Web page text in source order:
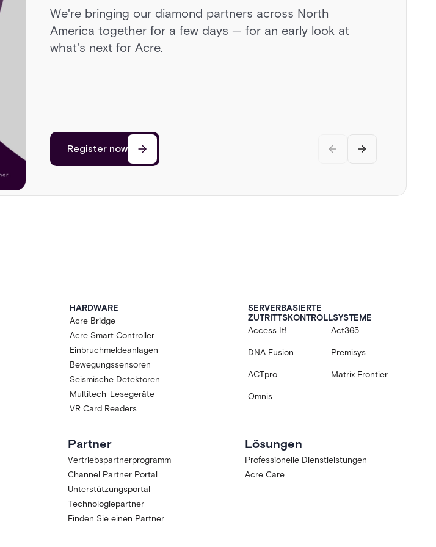
We're bringing our diamond partners across North
America together for a few days — for an early look at
what's next for Acre.
Register now
Head to Sonoma for a day behind the wheel of exotic
cars, a race on a private airstrip, and discussions on the
cutting edge of security.
Register now
Register now
HARDWARE
Acre Bridge
Acre Smart Controller
Einbruchmeldeanlagen
Bewegungssensoren
Seismische Detektoren
Multitech-Lesegeräte
VR Card Readers
SERVERBASIERTE
ZUTRITTSKONTROLLSYSTEME
Access It!
Act365
DNA Fusion Premisys
ACTpro Matrix Frontier
Omnis
Partner
Vertriebspartnerprogramm
Channel Partner Portal
Unterstützungsportal
Technologiepartner
Finden Sie einen Partner
Lösungen
Professionelle Dienstleistungen
Acre Care